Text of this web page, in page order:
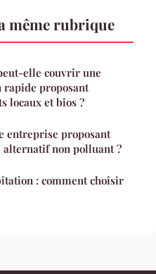
même rubrique
elle couvrir une
proposant
locaux et bios ?
entreprise proposant
alternatif non polluant ?
: comment choisir